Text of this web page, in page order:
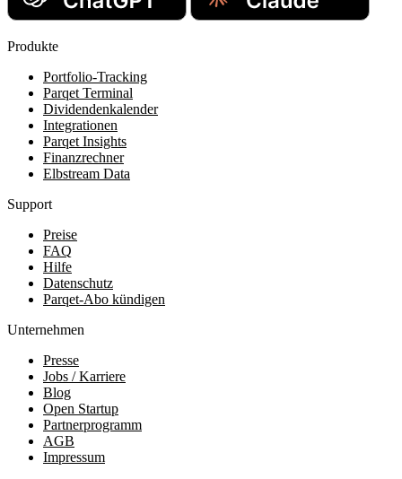
Produkte
Portfolio-Tracking
Parqet Terminal
Dividendenkalender
Integrationen
Parqet Insights
Finanzrechner
Elbstream Data
Support
Preise
FAQ
Hilfe
Datenschutz
Parqet-Abo kündigen
Unternehmen
Presse
Jobs / Karriere
Blog
Open Startup
Partnerprogramm
AGB
Impressum